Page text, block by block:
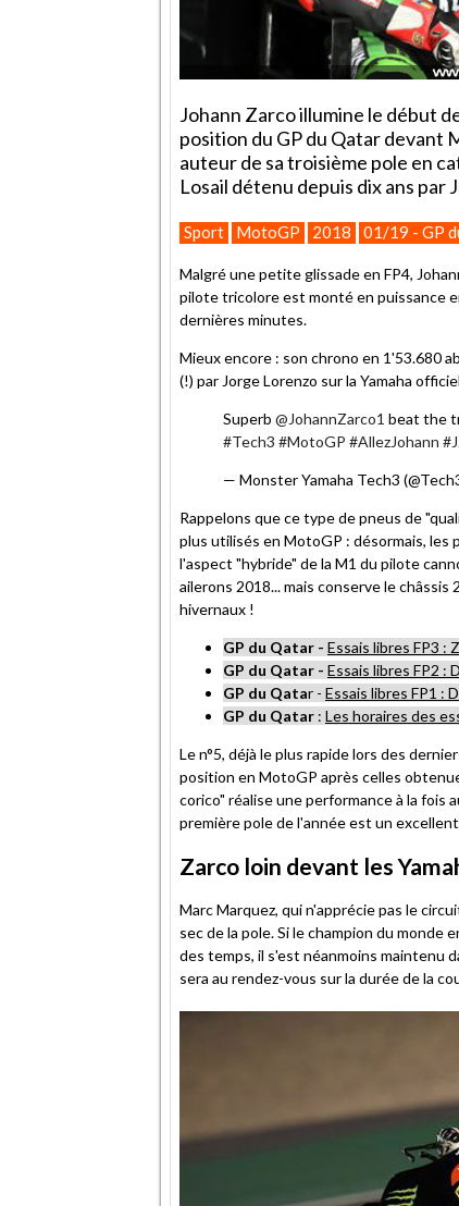
Johann Zarco illumine le début
position du GP du Qatar devant
auteur de sa troisième pole en
Losail détenu depuis dix ans par
Sport MotoGP 2018 01/19 - GP
Malgré une petite glissade en FP4,
pilote tricolore est monté en puissance
dernières minutes.
Mieux encore : son chrono en 1'53.680
(!) par Jorge Lorenzo sur la Yamaha
Superb @JohannZarco1 beat the
#Tech3 #MotoGP #AllezJohann
— Monster Yamaha Tech3
Rappelons que ce type de pneus de
plus utilisés en MotoGP : désormais,
l'aspect "hybride" de la M1 du pilote
ailerons 2018... mais conserve le
hivernaux !
GP du Qatar - Essais libres FP3 :
GP du Qatar - Essais libres FP2 :
GP du Qatar - Essais libres FP1 :
GP du Qatar : Les horaires des
Le n°5, déjà le plus rapide lors des
position en MotoGP après celles
corico" réalise une performance à la fois
première pole de l'année est un
Zarco loin devant les
Marc Marquez, qui n'apprécie pas le
sec de la pole. Si le champion du
des temps, il s'est néanmoins maintenu
sera au rendez-vous sur la durée de la